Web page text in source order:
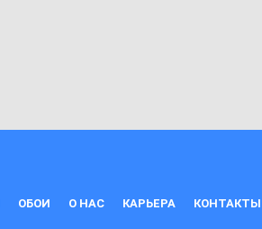
ОБОИ О НАС КАРЬЕРА КОНТАКТЫ